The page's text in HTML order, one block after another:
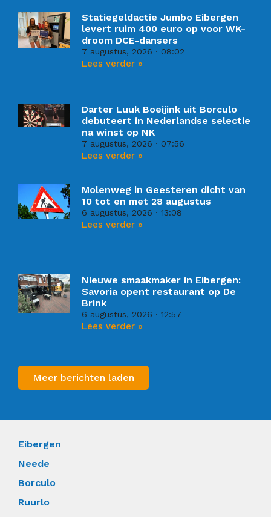
Statiegeldactie Jumbo Eibergen
levert ruim 400 euro op voor WK-
droom DCE-dansers
7 augustus, 2026 08:02
Lees verder »
Darter Luuk Boeijink uit Borculo
debuteert in Nederlandse selectie
na winst op NK
7 augustus, 2026 07:56
Lees verder »
Molenweg in Geesteren dicht van
10 tot en met 28 augustus
6 augustus, 2026 13:08
Lees verder »
Nieuwe smaakmaker in Eibergen:
Savoria opent restaurant op De
Brink
6 augustus, 2026 12:57
Lees verder »
Meer berichten laden
Eibergen
Neede
Borculo
Ruurlo